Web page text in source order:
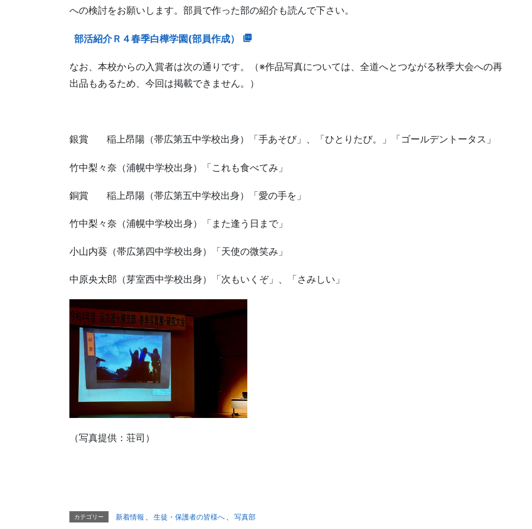
への検討をお願いします。部員で作った部の紹介も読んで下さい。
部活紹介Ｒ４春季白樺学園(部員作成）
なお、本校からの入賞者は次の通りです。（※作品写真については、全道へとつながる秋季大会への再
出品もあるため、今回は掲載できません。）
銀賞 稲上昂陽（帯広第五中学校出身）「手あそび」、「ひとりたび。」「ゴールデントータス」
竹中梨々奈（浦幌中学校出身）「これも食べてみ」
銅賞 稲上昂陽（帯広第五中学校出身）「愛の手を」
竹中梨々奈（浦幌中学校出身）「また逢う日まで」
小山内葵（帯広第四中学校出身）「天使の微笑み」
中原央太郎（芽室西中学校出身）「次もいくぞ」、「さみしい」
（写真提供：荘司）
カテゴリー 新着情報 生徒・保護者の皆様へ 写真部